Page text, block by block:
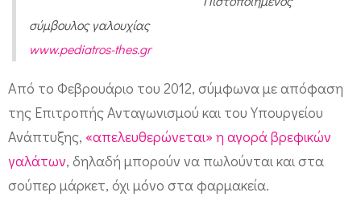
γ
ά
λ
α
π
σύμβουλος γαλουχίας
www.pediatros-thes.gr
Από το Φεβρουάριο του 2012, σύμφωνα με απόφαση
της Επιτροπής Ανταγωνισμού και του Υπουργείου
Ανάπτυξης, «απελευθερώνεται» η αγορά βρεφικών
γαλάτων, δηλαδή μπορούν να πωλούνται και στα
σούπερ μάρκετ, όχι μόνο στα φαρμακεία.